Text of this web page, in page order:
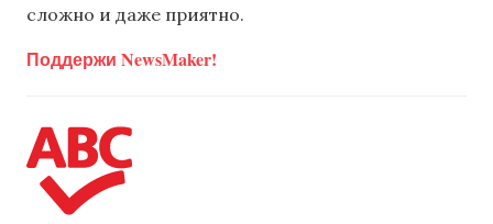
сложно и даже приятно.
Поддержи NewsMaker!